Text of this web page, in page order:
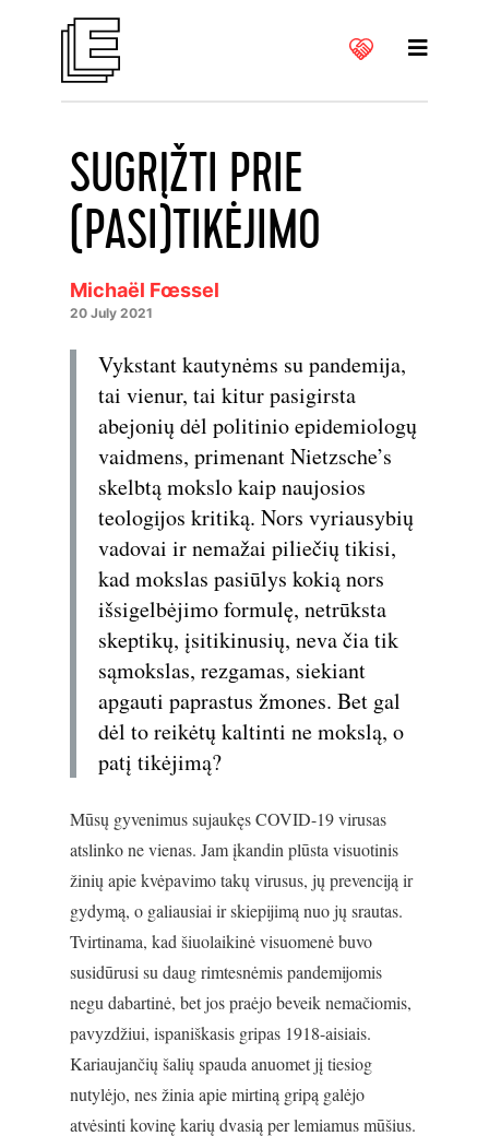
SUGRĮŽTI PRIE
(PASI)TIKĖJIMO
Michaël Fœssel
20 July 2021
Vykstant kautynėms su pandemija,
tai vienur, tai kitur pasigirsta
abejonių dėl politinio epidemiologų
vaidmens, primenant Nietzsche’s
skelbtą mokslo kaip naujosios
teologijos kritiką. Nors vyriausybių
vadovai ir nemažai piliečių tikisi,
kad mokslas pasiūlys kokią nors
išsigelbėjimo formulę, netrūksta
skeptikų, įsitikinusių, neva čia tik
sąmokslas, rezgamas, siekiant
apgauti paprastus žmones. Bet gal
dėl to reikėtų kaltinti ne mokslą, o
patį tikėjimą?
Mūsų gyvenimus sujaukęs COVID-19 virusas
atslinko ne vienas. Jam įkandin plūsta visuotinis
žinių apie kvėpavimo takų virusus, jų prevenciją ir
gydymą, o galiausiai ir skiepijimą nuo jų srautas.
Tvirtinama, kad šiuolaikinė visuomenė buvo
susidūrusi su daug rimtesnėmis pandemijomis
negu dabartinė, bet jos praėjo beveik nemačiomis,
pavyzdžiui, ispaniškasis gripas 1918-aisiais.
Kariaujančių šalių spauda anuomet jį tiesiog
nutylėjo, nes žinia apie mirtiną gripą galėjo
atvėsinti kovinę karių dvasią per lemiamus mūšius.